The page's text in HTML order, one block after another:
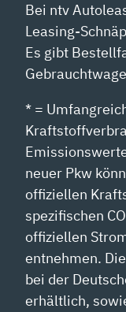
Bei ntv
Leasing-
Es gibt
* =
neuer Pkw
offiziellen
spezifischen
offiziellen
entnehmen.
bei der
erhältlich,